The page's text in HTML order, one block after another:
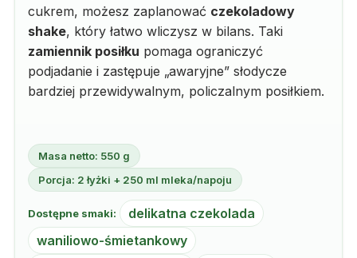
cukrem, możesz zaplanować czekoladowy
shake, który łatwo wliczysz w bilans. Taki
zamiennik posiłku pomaga ograniczyć
podjadanie i zastępuje „awaryjne” słodycze
bardziej przewidywalnym, policzalnym posiłkiem.
Masa netto: 550 g
Porcja: 2 łyżki + 250 ml mleka/napoju
Dostępne smaki:
delikatna czekolada
waniliowo-śmietankowy